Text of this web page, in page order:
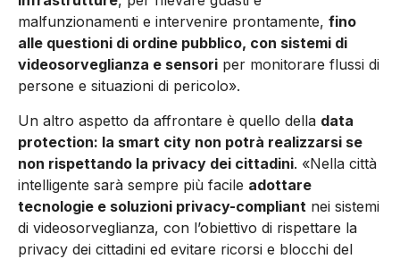
malfunzionamenti e intervenire prontamente, fino
alle questioni di ordine pubblico, con sistemi di
videosorveglianza e sensori per monitorare flussi di
persone e situazioni di pericolo».
Un altro aspetto da affrontare è quello della data
protection: la smart city non potrà realizzarsi se
non rispettando la privacy dei cittadini. «Nella città
intelligente sarà sempre più facile adottare
tecnologie e soluzioni privacy-compliant nei sistemi
di videosorveglianza, con l’obiettivo di rispettare la
privacy dei cittadini ed evitare ricorsi e blocchi del